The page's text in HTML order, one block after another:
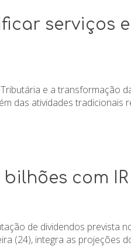
serviços
e a transformação
das atividades tradicionais
bilhões com
de dividendos prevista
(24), integra as projeções